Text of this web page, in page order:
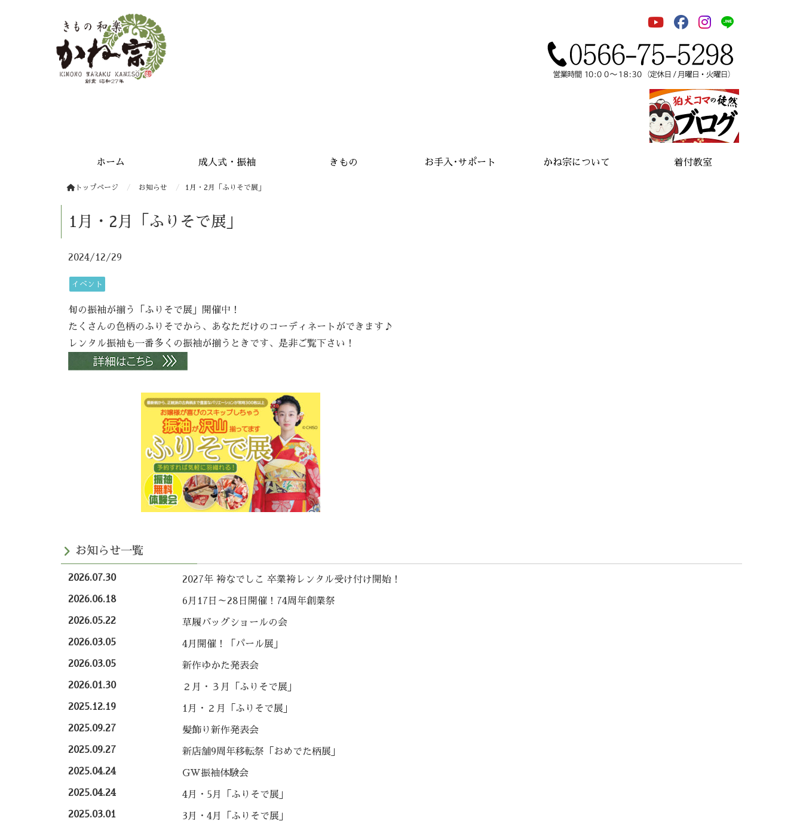
ホーム 成人式・振袖 きもの お手入･サポート かね宗について 着付教室
トップページ お知らせ 1月・2月「ふりそで展」
1月・2月「ふりそで展」
2024/12/29
イベント
旬の振袖が揃う「ふりそで展」開催中！
たくさんの色柄のふりそでから、あなただけのコーディネートができます♪
レンタル振袖も一番多くの振袖が揃うときです、是非ご覧下さい！
お知らせ一覧
2026.07.30 2027年 袴なでしこ 卒業袴レンタル受け付け開始！
2026.06.18 6月17日～28日開催！74周年創業祭
2026.05.22 草履バッグショールの会
2026.03.05 4月開催！「パール展」
2026.03.05 新作ゆかた発表会
2026.01.30 ２月・３月「ふりそで展」
2025.12.19 1月・２月「ふりそで展」
2025.09.27 髪飾り新作発表会
2025.09.27 新店舗9周年移転祭「おめでた柄展」
2025.04.24 GW振袖体験会
2025.04.24 4月・5月「ふりそで展」
2025.03.01 3月・4月「ふりそで展」